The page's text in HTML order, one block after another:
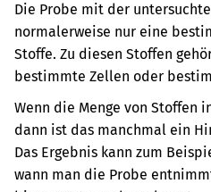
Die Probe mit der
normalerweise nur eine
Stoffe. Zu diesen Stoffen
bestimmte Zellen oder
Wenn die Menge von Stoffen
dann ist das manchmal ein
Das Ergebnis kann zum
wann man die Probe